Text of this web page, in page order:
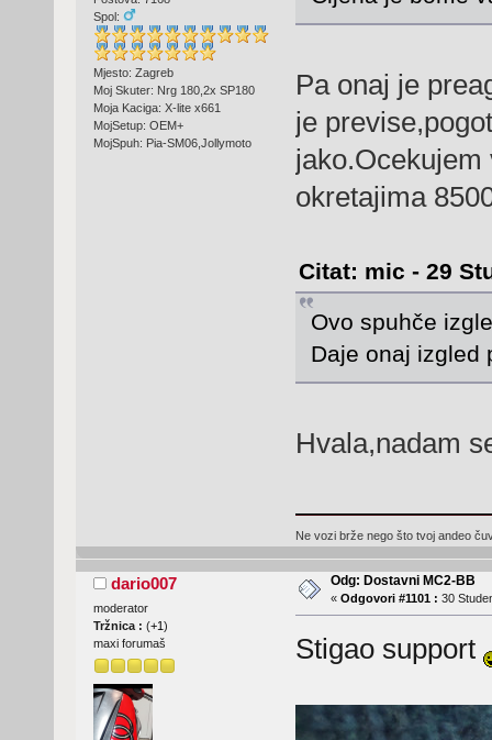
Spol:
Mjesto: Zagreb
Moj Skuter: Nrg 180,2x SP180
Moja Kaciga: X-lite x661
MojSetup: OEM+
MojSpuh: Pia-SM06,Jollymoto
Pa onaj je
je
okretajima
Citat: mic - 29
Ovo spuhče
Daje onaj izgled
Hvala,nadam
Ne vozi brže nego što tvoj andeo
dario007
moderator
Tržnica : (+1)
maxi forumaš
Odg: Dostavni MC2-BB
« Odgovori #1101 : 30
Stigao support